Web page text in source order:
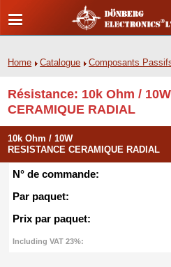
Home Catalogue Composants
Résistance: 10k Ohm /
CERAMIQUE RADIAL
10k Ohm / 10W
RESISTANCE CERAMIQUE RADIAL
N° de commande:
Par paquet:
Prix par paquet:
Including VAT 23%: